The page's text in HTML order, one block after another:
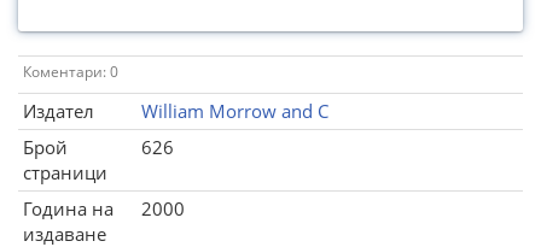
Коментари: 0
Издател
William Morrow and C
Брой
страници
626
Година на
издаване
2000